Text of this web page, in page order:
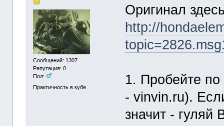
Сообщений: 1307
Репутация: 0
Пол:
Практичность в кубе
Оригинал
http://
1. Пробейте
- vinvin.ru).
значит -